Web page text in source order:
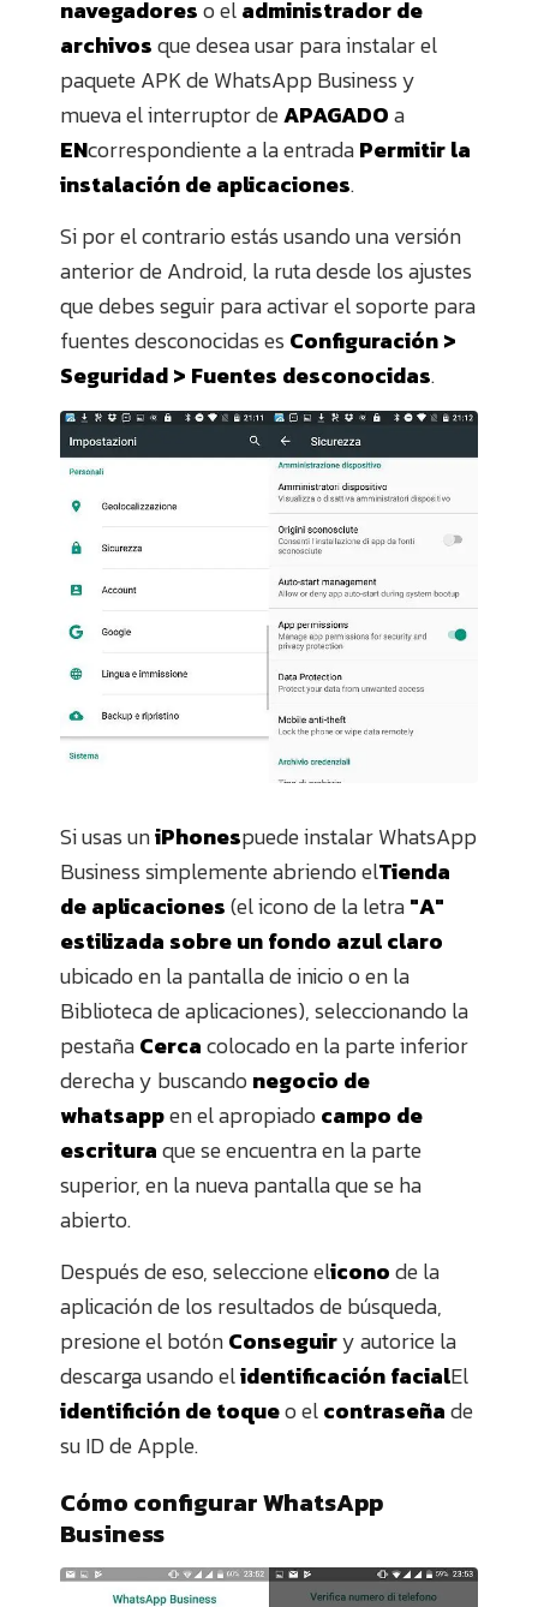
navegadoreso eladministrador de
archivosque desea usar para instalar el
paquete APK de WhatsApp Business y
mueva el interruptor deAPAGADOa
ENcorrespondiente a la entradaPermitir la
instalación de aplicaciones.
Si por el contrario estás usando una versión
anterior de Android, la ruta desde los ajustes
que debes seguir para activar el soporte para
fuentes desconocidas es Configuración >
Seguridad > Fuentes desconocidas.
Si usas uniPhonespuede instalar WhatsApp
Business simplemente abriendo elTienda
de aplicaciones(el icono de la letra"A"
estilizada sobre un fondo azul claro
ubicado en la pantalla de inicio o en la
Biblioteca de aplicaciones), seleccionando la
pestañaCercacolocado en la parte inferior
derecha y buscandonegocio de
whatsappen el apropiadocampo de
escrituraque se encuentra en la parte
superior, en la nueva pantalla que se ha
abierto.
Después de eso, seleccione eliconode la
aplicación de los resultados de búsqueda,
presione el botónConseguiry autorice la
descarga usando elidentificación facialEl
identifición de toqueo elcontraseñade
su ID de Apple.
Cómo configurar WhatsApp
Business